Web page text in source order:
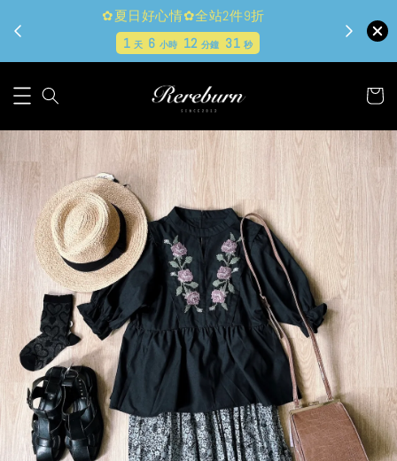
現貨&古著★超商取貨付款$399免運
1 天 6 小時 12 分鐘 31 秒